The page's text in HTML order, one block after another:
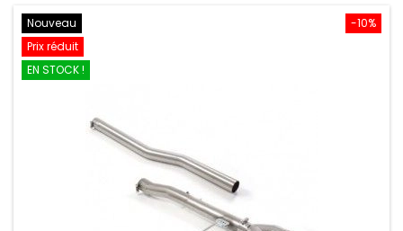
-10%
Nouveau
Prix réduit
EN STOCK !